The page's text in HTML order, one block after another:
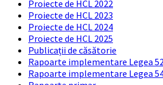
Proiecte de HCL 2022
Proiecte de HCL 2023
Proiecte de HCL 2024
Proiecte de HCL 2025
Publicații de căsătorie
Rapoarte implementare Legea
Rapoarte implementare Legea